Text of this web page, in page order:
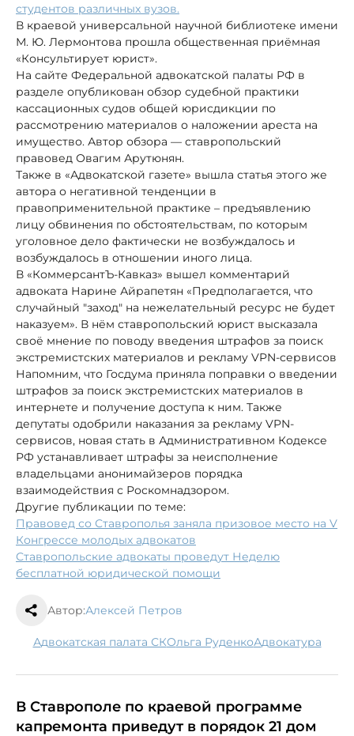
студентов различных вузов.
В краевой универсальной научной библиотеке имени
М. Ю. Лермонтова прошла общественная приёмная
«Консультирует юрист».
На сайте Федеральной адвокатской палаты РФ в
разделе опубликован обзор судебной практики
кассационных судов общей юрисдикции по
рассмотрению материалов о наложении ареста на
имущество. Автор обзора — ставропольский
правовед Овагим Арутюнян.
Также в «Адвокатской газете» вышла статья этого же
автора о негативной тенденции в
правоприменительной практике – предъявлению
лицу обвинения по обстоятельствам, по которым
уголовное дело фактически не возбуждалось и
возбуждалось в отношении иного лица.
В «КоммерсантЪ-Кавказ» вышел комментарий
адвоката Нарине Айрапетян «Предполагается, что
случайный "заход" на нежелательный ресурс не будет
наказуем». В нём ставропольский юрист высказала
своё мнение по поводу введения штрафов за поиск
экстремистских материалов и рекламу VPN-сервисов
Напомним, что Госдума приняла поправки о введении
штрафов за поиск экстремистских материалов в
интернете и получение доступа к ним. Также
депутаты одобрили наказания за рекламу VPN-
сервисов, новая стать в Административном Кодексе
РФ устанавливает штрафы за неисполнение
владельцами анонимайзеров порядка
взаимодействия с Роскомнадзором.
Другие публикации по теме:
Правовед со Ставрополья заняла призовое место на V
Конгрессе молодых адвокатов
Ставропольские адвокаты проведут Неделю
бесплатной юридической помощи
Автор:Алексей Петров
Адвокатская палата СК Ольга Руденко адвокатура
В Ставрополе по краевой программе
капремонта приведут в порядок 21 дом